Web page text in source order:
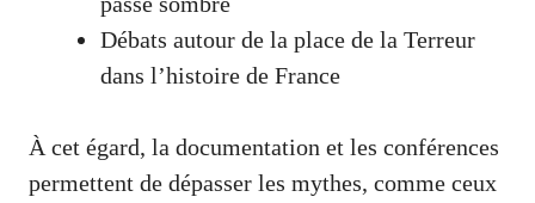
Débats autour de la place de la Terreur
dans l’histoire de France
À cet égard, la documentation et les conférences
permettent de dépasser les mythes, comme ceux